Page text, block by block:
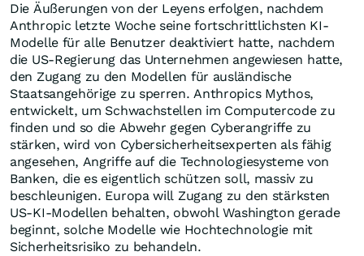
Die Äußerungen von der Leyens erfolgen, nachdem
Anthropic letzte Woche seine fortschrittlichsten KI-
Modelle für alle Benutzer deaktiviert hatte, nachdem
die US-Regierung das Unternehmen angewiesen hatte,
den Zugang zu den Modellen für ausländische
Staatsangehörige zu sperren. Anthropics Mythos,
entwickelt, um Schwachstellen im Computercode zu
finden und so die Abwehr gegen Cyberangriffe zu
stärken, wird von Cybersicherheitsexperten als fähig
angesehen, Angriffe auf die Technologiesysteme von
Banken, die es eigentlich schützen soll, massiv zu
beschleunigen. Europa will Zugang zu den stärksten
US-KI-Modellen behalten, obwohl Washington gerade
beginnt, solche Modelle wie Hochtechnologie mit
Sicherheitsrisiko zu behandeln.